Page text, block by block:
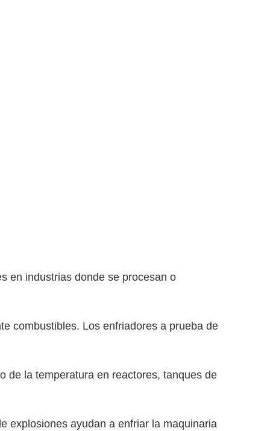
en industrias donde se procesan o
combustibles. Los enfriadores a prueba de
de la temperatura en reactores, tanques de
explosiones ayudan a enfriar la maquinaria